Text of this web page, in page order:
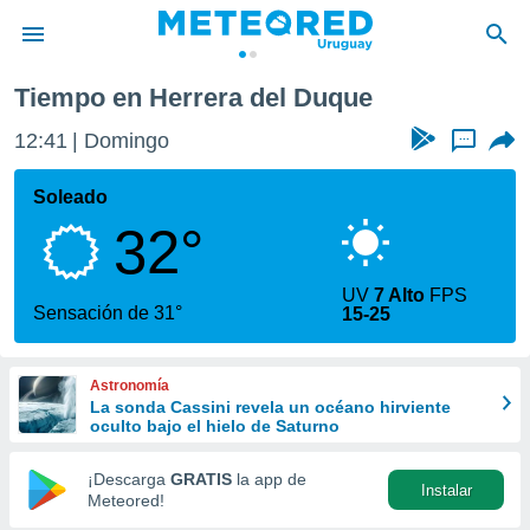
de
ha
calidad.
a este
las
y
forma
digital
basada
Tiempo en Herrera del Duque
12:41 Domingo ...
Soleado
32°
Sensación de 31°
UV7 Alto FPS
15-25
Astronomía
La sonda Cassini revela un océano hirviente
oculto bajo el hielo de Saturno
¡Descarga GRATIS la app de
Meteored!
Instalar